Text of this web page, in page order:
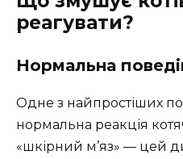
реагувати?
Нормальна
Одне з найпростіших
нормальна реакція
«шкірний м’яз» — цей